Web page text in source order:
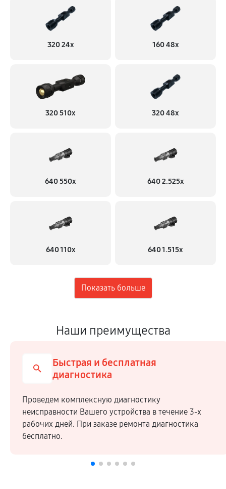
320 24x 160 48x
320 510x 320 48x
640 550x 640 2.525x
640 110x 640 1.515x
Наши преимущества
Быстрая и бесплатная
диагностика
Проведем комплексную диагностику
неисправности Вашего устройства в течение 3-х
рабочих дней. При заказе ремонта диагностика
бесплатно.